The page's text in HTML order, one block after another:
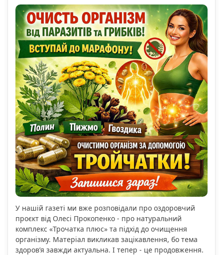
У нашій газеті ми вже розповідали про оздоровчий
проєкт від Олесі Прокопенко - про натуральний
комплекс «Трочатка плюс» та підхід до очищення
організму. Матеріал викликав зацікавлення, бо тема
здоров’я завжди актуальна. І тепер - це продовження.